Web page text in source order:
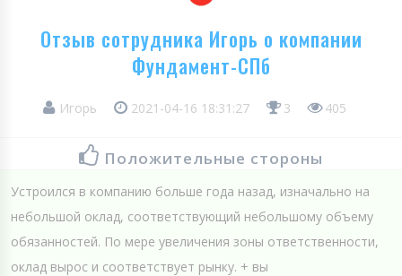
Отзыв сотрудника Игорь о компании
Фундамент-СПб
Игорь 2021-04-16 18:31:27 3 405
Положительные стороны
Устроился в компанию больше года назад, изначально на
небольшой оклад, соответствующий небольшому объему
обязанностей. По мере увеличения зоны ответственности,
оклад вырос и соответствует рынку. + вы